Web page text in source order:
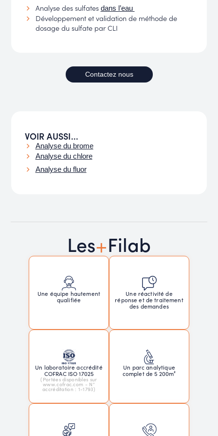
Analyse des sulfates dans l’eau
Développement et validation de méthode de
dosage du sulfate par CLI
Contactez nous
VOIR AUSSI...​
Analyse du brome
Analyse du chlore
Analyse du fluor
Les+Filab
Une équipe hautement
qualifiée
Une réactivité de
réponse et de traitement
des demandes
Un laboratoire accrédité
COFRAC ISO 17025
(Portées disponibles sur
www.cofrac.com - N°
accréditation : 1-1793)
Un parc analytique
complet de 5 200m²